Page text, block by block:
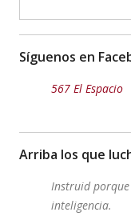
Síguenos en
567 El Espacio
Arriba los que
Instruid
inteligencia.